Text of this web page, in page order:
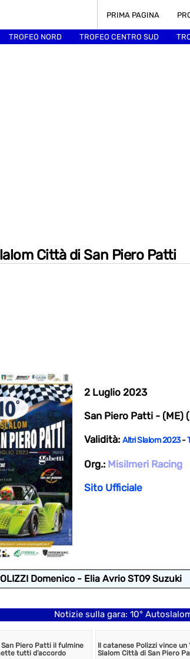
PRIMA PAGINA
TROFEO NORD TROFEO CENTRO SUD
Città di San Piero Patti
2 Luglio 2023
San Piero Patti - (ME)
Validità: Altri Slalom 2023-
Org.: Misilmeri Racing
Sito Ufficiale
Domenico - Elia Avrio ST09 Suzuki
Notizie sulla gara: 10°
Piero Patti il fulmine
tutti d’accordo
Il catanese Polizzi vince un
Slalom Città di San Piero